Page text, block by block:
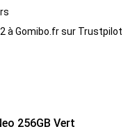
à Gomibo.fr sur Trustpilot
256GB Vert